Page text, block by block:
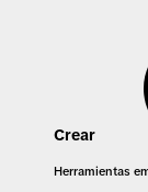
Crear
Herramientas